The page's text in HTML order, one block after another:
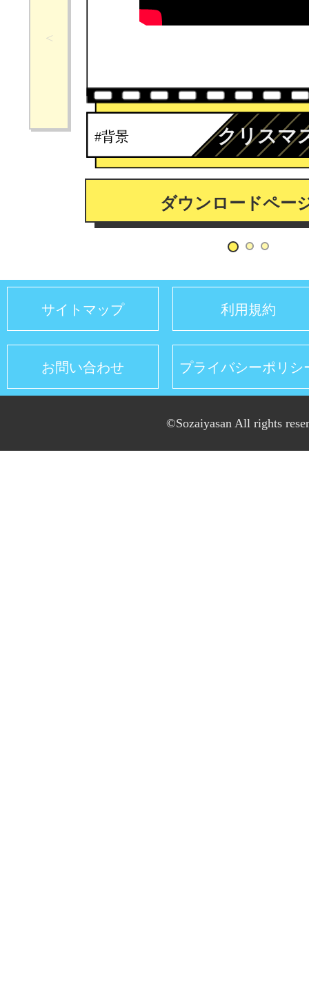
#背景 クリスマ
ダウンロードペー
サイトマップ 利用規約
お問い合わせ プライバシーポリシ
©Sozaiyasan All rights